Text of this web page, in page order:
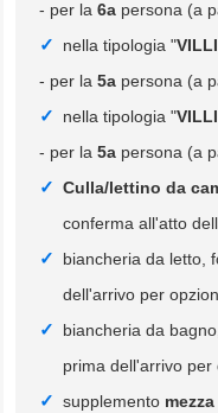
- per la 6a persona (a
nella tipologia "
- per la 5a persona (a
nella tipologia "
- per la 5a persona (a
Culla/lettino da
conferma all'atto
biancheria da letto,
dell'arrivo per
biancheria da
prima dell'arrivo per
supplemento